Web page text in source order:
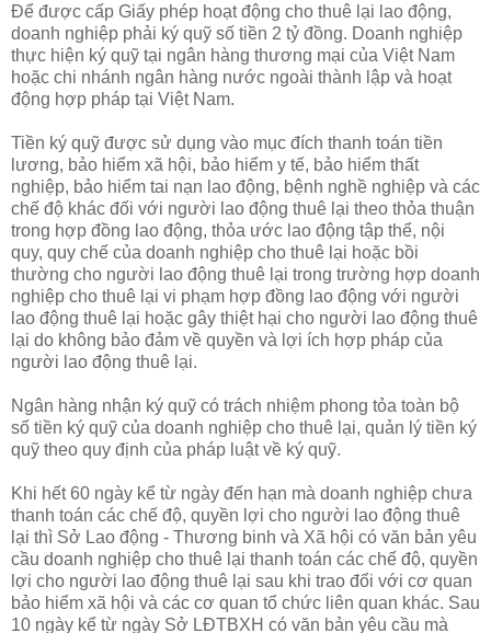
Để được cấp Giấy phép hoạt động cho thuê lại lao động,
doanh nghiệp phải ký quỹ số tiền 2 tỷ đồng. Doanh nghiệp
thực hiện ký quỹ tại ngân hàng thương mại của Việt Nam
hoặc chi nhánh ngân hàng nước ngoài thành lập và hoạt
động hợp pháp tại Việt Nam.
Tiền ký quỹ được sử dụng vào mục đích thanh toán tiền
lương, bảo hiểm xã hội, bảo hiểm y tế, bảo hiểm thất
nghiệp, bảo hiểm tai nạn lao động, bệnh nghề nghiệp và các
chế độ khác đối với người lao động thuê lại theo thỏa thuận
trong hợp đồng lao động, thỏa ước lao động tập thể, nội
quy, quy chế của doanh nghiệp cho thuê lại hoặc bồi
thường cho người lao động thuê lại trong trường hợp doanh
nghiệp cho thuê lại vi phạm hợp đồng lao động với người
lao động thuê lại hoặc gây thiệt hại cho người lao động thuê
lại do không bảo đảm về quyền và lợi ích hợp pháp của
người lao động thuê lại.
Ngân hàng nhận ký quỹ có trách nhiệm phong tỏa toàn bộ
số tiền ký quỹ của doanh nghiệp cho thuê lại, quản lý tiền ký
quỹ theo quy định của pháp luật về ký quỹ.
Khi hết 60 ngày kể từ ngày đến hạn mà doanh nghiệp chưa
thanh toán các chế độ, quyền lợi cho người lao động thuê
lại thì Sở Lao động - Thương binh và Xã hội có văn bản yêu
cầu doanh nghiệp cho thuê lại thanh toán các chế độ, quyền
lợi cho người lao động thuê lại sau khi trao đổi với cơ quan
bảo hiểm xã hội và các cơ quan tổ chức liên quan khác. Sau
10 ngày kể từ ngày Sở LĐTBXH có văn bản yêu cầu mà